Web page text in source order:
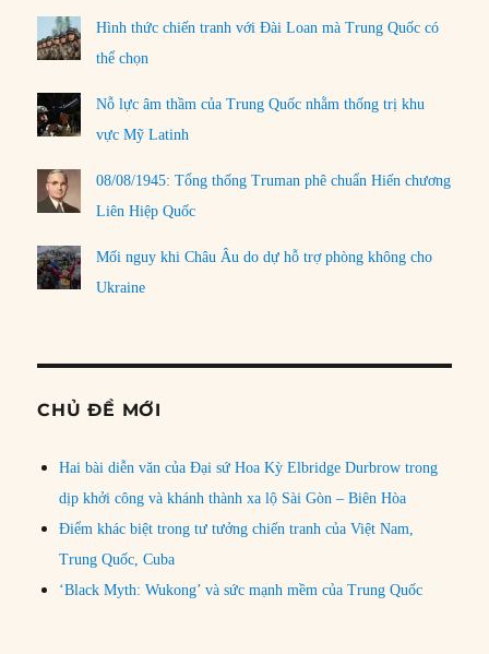
Hình thức chiến tranh với Đài Loan mà Trung Quốc có
thể chọn
Nỗ lực âm thầm của Trung Quốc nhằm thống trị khu
vực Mỹ Latinh
08/08/1945: Tổng thống Truman phê chuẩn Hiến chương
Liên Hiệp Quốc
Mối nguy khi Châu Âu do dự hỗ trợ phòng không cho
Ukraine
CHỦ ĐỀ MỚI
Hai bài diễn văn của Đại sứ Hoa Kỳ Elbridge Durbrow trong
dịp khởi công và khánh thành xa lộ Sài Gòn – Biên Hòa
Điểm khác biệt trong tư tưởng chiến tranh của Việt Nam,
Trung Quốc, Cuba
‘Black Myth: Wukong’ và sức mạnh mềm của Trung Quốc